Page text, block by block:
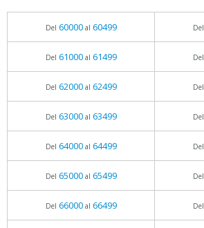
Del 60000al 60499 Del
Del 61000al 61499 Del
Del 62000al 62499 Del
Del 63000al 63499 Del
Del 64000al 64499 Del
Del 65000al 65499 Del
Del 66000al 66499 Del